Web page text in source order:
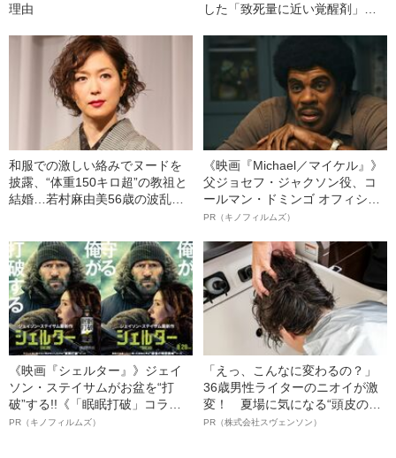
理由
した「致死量に近い覚醒剤」を
男との出会い”
和服での激しい絡みでヌードを
披露、“体重150キロ超”の教祖と
結婚…若村麻由美56歳の波乱万
《映画『Michael／マイケル』》
父ジョセフ・ジャクソン役、コ
ールマン・ドミンゴ オフィシャ
ルインタビュー“観客を魅了した
語る”《日本興収70億円突破》
PR（キノフィルムズ）
《映画『シェルター』》ジェイ
ソン・ステイサムがお盆を“打
破”する!!《「眠眠打破」コラ
ボ》
PR（キノフィルムズ）
「えっ、こんなに変わるの？」
36歳男性ライターのニオイが激
変！ 夏場に気になる“頭皮のニ
オイ”や“ベタつき”を解消す
PR（株式会社スヴェンソン）